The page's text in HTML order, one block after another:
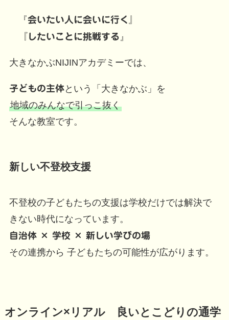
『会いたい人に会いに行く』
『したいことに挑戦する』
大きなかぶNIJINアカデミーでは、
子どもの主体という「大きなかぶ」を
地域のみんなで引っこ抜く
そんな教室です。
新しい不登校支援
不登校の子どもたちの支援は学校だけでは解決で
きない時代になっています。
自治体 × 学校 × 新しい学びの場
その連携から 子どもたちの可能性が広がります。
オンライン×リアル 良いとこどりの通学